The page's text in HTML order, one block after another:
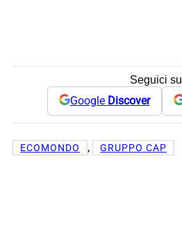
Seguici su
Google Discover
ECOMONDO , GRUPPO CAP